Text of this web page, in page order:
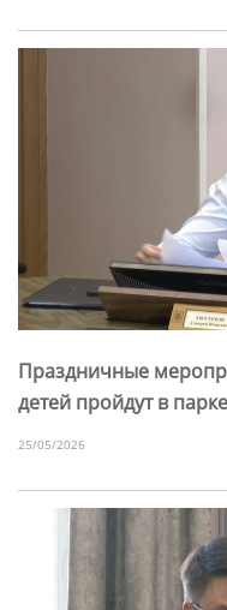
Праздничные
детей пройдут в
25/05/2026